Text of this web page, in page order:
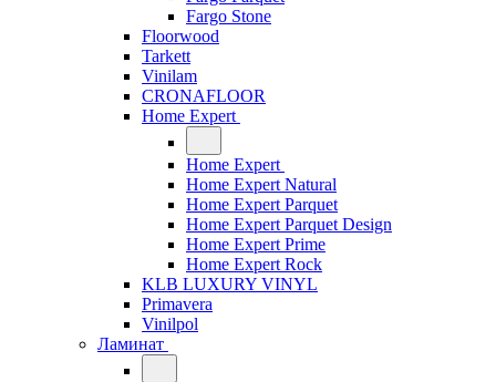
Fargo Stone
Floorwood
Tarkett
Vinilam
CRONAFLOOR
Home Expert
Home Expert
Home Expert Natural
Home Expert Parquet
Home Expert Parquet Design
Home Expert Prime
Home Expert Rock
KLB LUXURY VINYL
Primavera
Vinilpol
Ламинат